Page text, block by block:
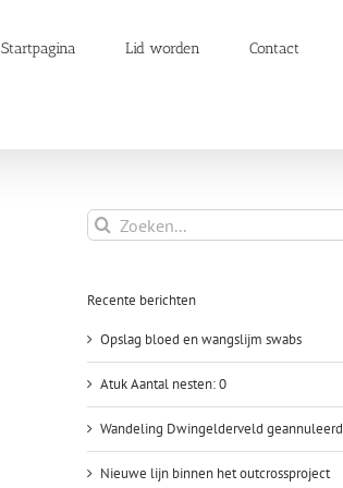
Startpagina Lid worden Contact
Zoeken
naar:
Recente berichten
Opslag bloed en wangslijm swabs
Atuk Aantal nesten: 0
Wandeling Dwingelderveld geannuleerd
Nieuwe lijn binnen het outcrossproject